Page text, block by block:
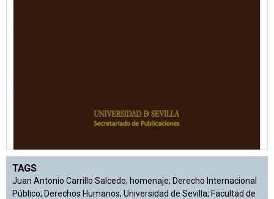
TAGS
Juan Antonio Carrillo Salcedo; homenaje; Derecho Internacional
Público; Derechos Humanos; Universidad de Sevilla; Facultad de